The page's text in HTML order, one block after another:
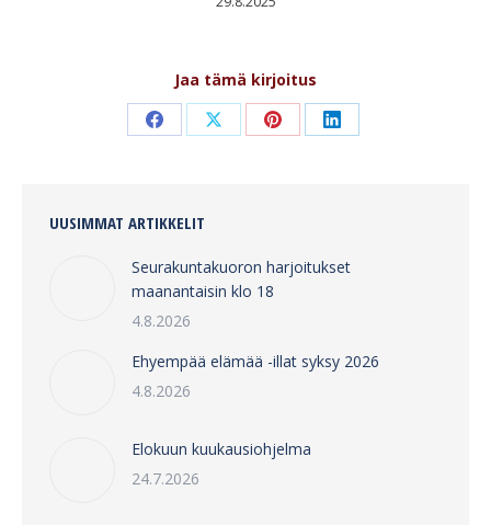
Jaa tämä kirjoitus
Share Share Share Share
UUSIMMAT ARTIKKELIT
Seurakuntakuoron harjoitukset
maanantaisin klo 18
4.8.2026
Ehyempää elämää -illat syksy 2026
4.8.2026
Elokuun kuukausiohjelma
24.7.2026